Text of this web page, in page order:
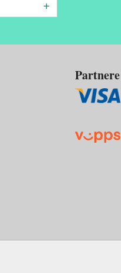
Partnere